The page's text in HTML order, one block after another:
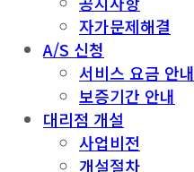
자가문제해결
A/S 신청
서비스 요금 안내
보증기간 안내
대리점 개설
사업비전
개설절차